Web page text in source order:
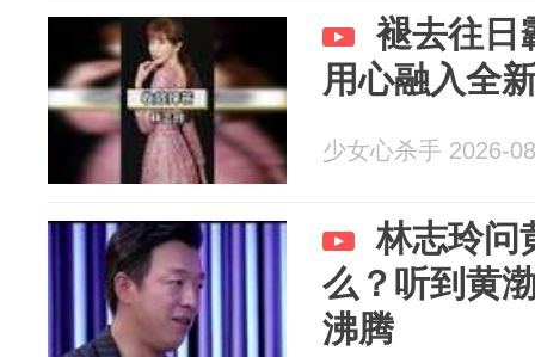
褪去往日
用心融入全
少女心杀手 2026-
林志玲问
么？听到黄
沸腾